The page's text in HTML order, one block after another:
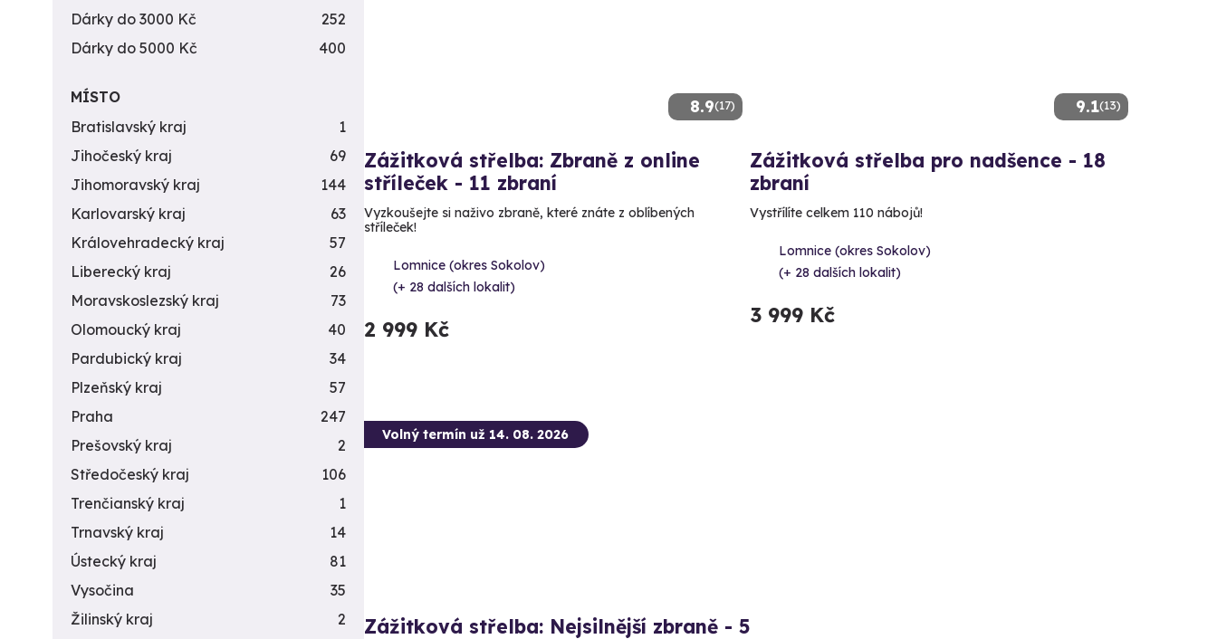
8.9(17)
Zážitková střelba: Zbraně z online
stříleček - 11 zbraní
Vyzkoušejte si naživo zbraně, které znáte z oblíbených
stříleček!
Lomnice (okres Sokolov)
(+ 28 dalších lokalit)
2 999 Kč
9.1(13)
Zážitková střelba pro nadšence - 18
zbraní
Vystřílíte celkem 110 nábojů!
Lomnice (okres Sokolov)
(+ 28 dalších lokalit)
3 999 Kč
Volný termín už 14. 08. 2026
Zážitková střelba: Nejsilnější zbraně - 5
Dárky do 3000 Kč
252
Dárky do 5000 Kč
400
MÍSTO
Bratislavský kraj
1
Jihočeský kraj
69
Jihomoravský kraj
144
Karlovarský kraj
63
Královehradecký kraj
57
Liberecký kraj
26
Moravskoslezský kraj
73
Olomoucký kraj
40
Pardubický kraj
34
Plzeňský kraj
57
Praha
247
Prešovský kraj
2
Středočeský kraj
106
Trenčianský kraj
1
Trnavský kraj
14
Ústecký kraj
81
Vysočina
35
Žilinský kraj
2